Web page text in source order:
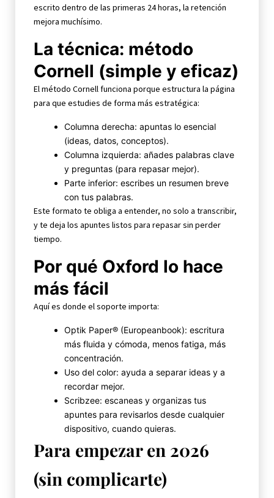
escrito dentro de las primeras 24 horas, la retención
mejora muchísimo.
La técnica: método
Cornell (simple y eficaz)
El método Cornell funciona porque estructura la página
para que estudies de forma más estratégica:
Columna derecha: apuntas lo esencial
(ideas, datos, conceptos).
Columna izquierda: añades palabras clave
y preguntas (para repasar mejor).
Parte inferior: escribes un resumen breve
con tus palabras.
Este formato te obliga a entender, no solo a transcribir,
y te deja los apuntes listos para repasar sin perder
tiempo.
Por qué Oxford lo hace
más fácil
Aquí es donde el soporte importa:
Optik Paper® (Europeanbook): escritura
más fluida y cómoda, menos fatiga, más
concentración.
Uso del color: ayuda a separar ideas y a
recordar mejor.
Scribzee: escaneas y organizas tus
apuntes para revisarlos desde cualquier
dispositivo, cuando quieras.
Para empezar en 2026
(sin complicarte)